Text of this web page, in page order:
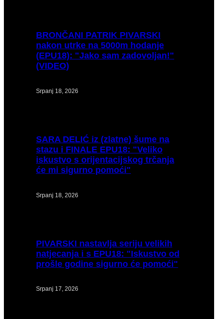
BRONČANI PATRIK PIVARSKI
nakon utrke na 5000m hodanje
(EPU18): "Jako sam zadovoljan!"
(VIDEO)
Srpanj 18, 2026
SARA DELIĆ iz (zlatne) šume na
stazu i FINALE EPU18: "Veliko
iskustvo s orijentacijskog trčanja
će mi sigurno pomoći"
Srpanj 18, 2026
PIVARSKI nastavlja seriju velikih
natjecanja i s EPU18: "Iskustvo od
prošle godine sigurno će pomoći"
Srpanj 17, 2026